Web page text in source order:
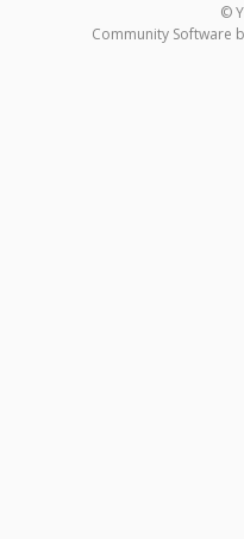
©
Community Software